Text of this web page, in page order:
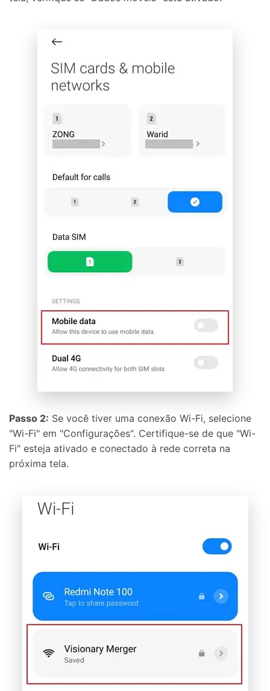
Passo 2: Se você tiver uma conexão Wi-Fi, selecione
"Wi-Fi" em "Configurações". Certifique-se de que "Wi-
Fi" esteja ativado e conectado à rede correta na
próxima tela.